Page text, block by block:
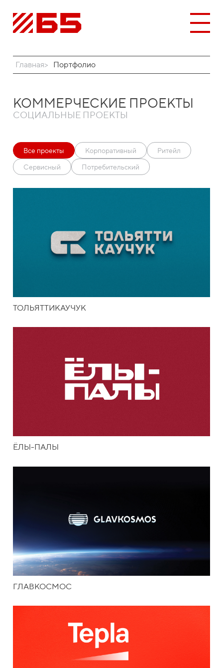
Главная Портфолио
КОММЕРЧЕСКИЕ ПРОЕКТЫ
СОЦИАЛЬНЫЕ ПРОЕКТЫ
Все проекты Корпоративный
Ритейл
Сервисный
Потребительский
ТОЛЬЯТТИКАУЧУК
ЁЛЫ-ПАЛЫ
ГЛАВКОСМОС